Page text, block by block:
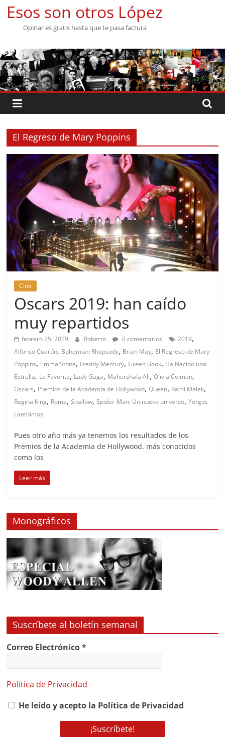
Saltar
contenido
Esos son otros López
Opinar es gratis hasta que te pasa factura
El Regreso de Mary Poppins
Cine
Oscars 2019: han caído
muy repartidos
febrero 25, 2019 Roberto 0 comentarios 2019,
Alfonso Cuarón, Bohemian Rhapsody, Brian May, El Regreso de Mary
Poppins, Emma Stone, Freddy Mercury,Green Book, Ha Nacido una
Estrella, La Favorita, Lady Gaga, Mahershala Ali,Olivia Colman,
Oscars, Premios de la Academia de Hollywood,Queen, Rami Malek,
Regina King, Roma,Shallow,Spider-Man: Un nuevo universo,Yorgos
Lanthimos
Pues otro año más ya tenemos los resultados de los
Premios de la Academia de Hollywood, más conocidos
como los
Leer más
Monográficos
Suscríbete al boletín semanal
Correo Electrónico*
Política de Privacidad
He leído y acepto la Política de Privacidad